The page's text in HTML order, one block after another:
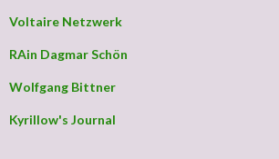
Voltaire Netzwerk
RAin Dagmar Schön
Wolfgang Bittner
Kyrillow's Journal